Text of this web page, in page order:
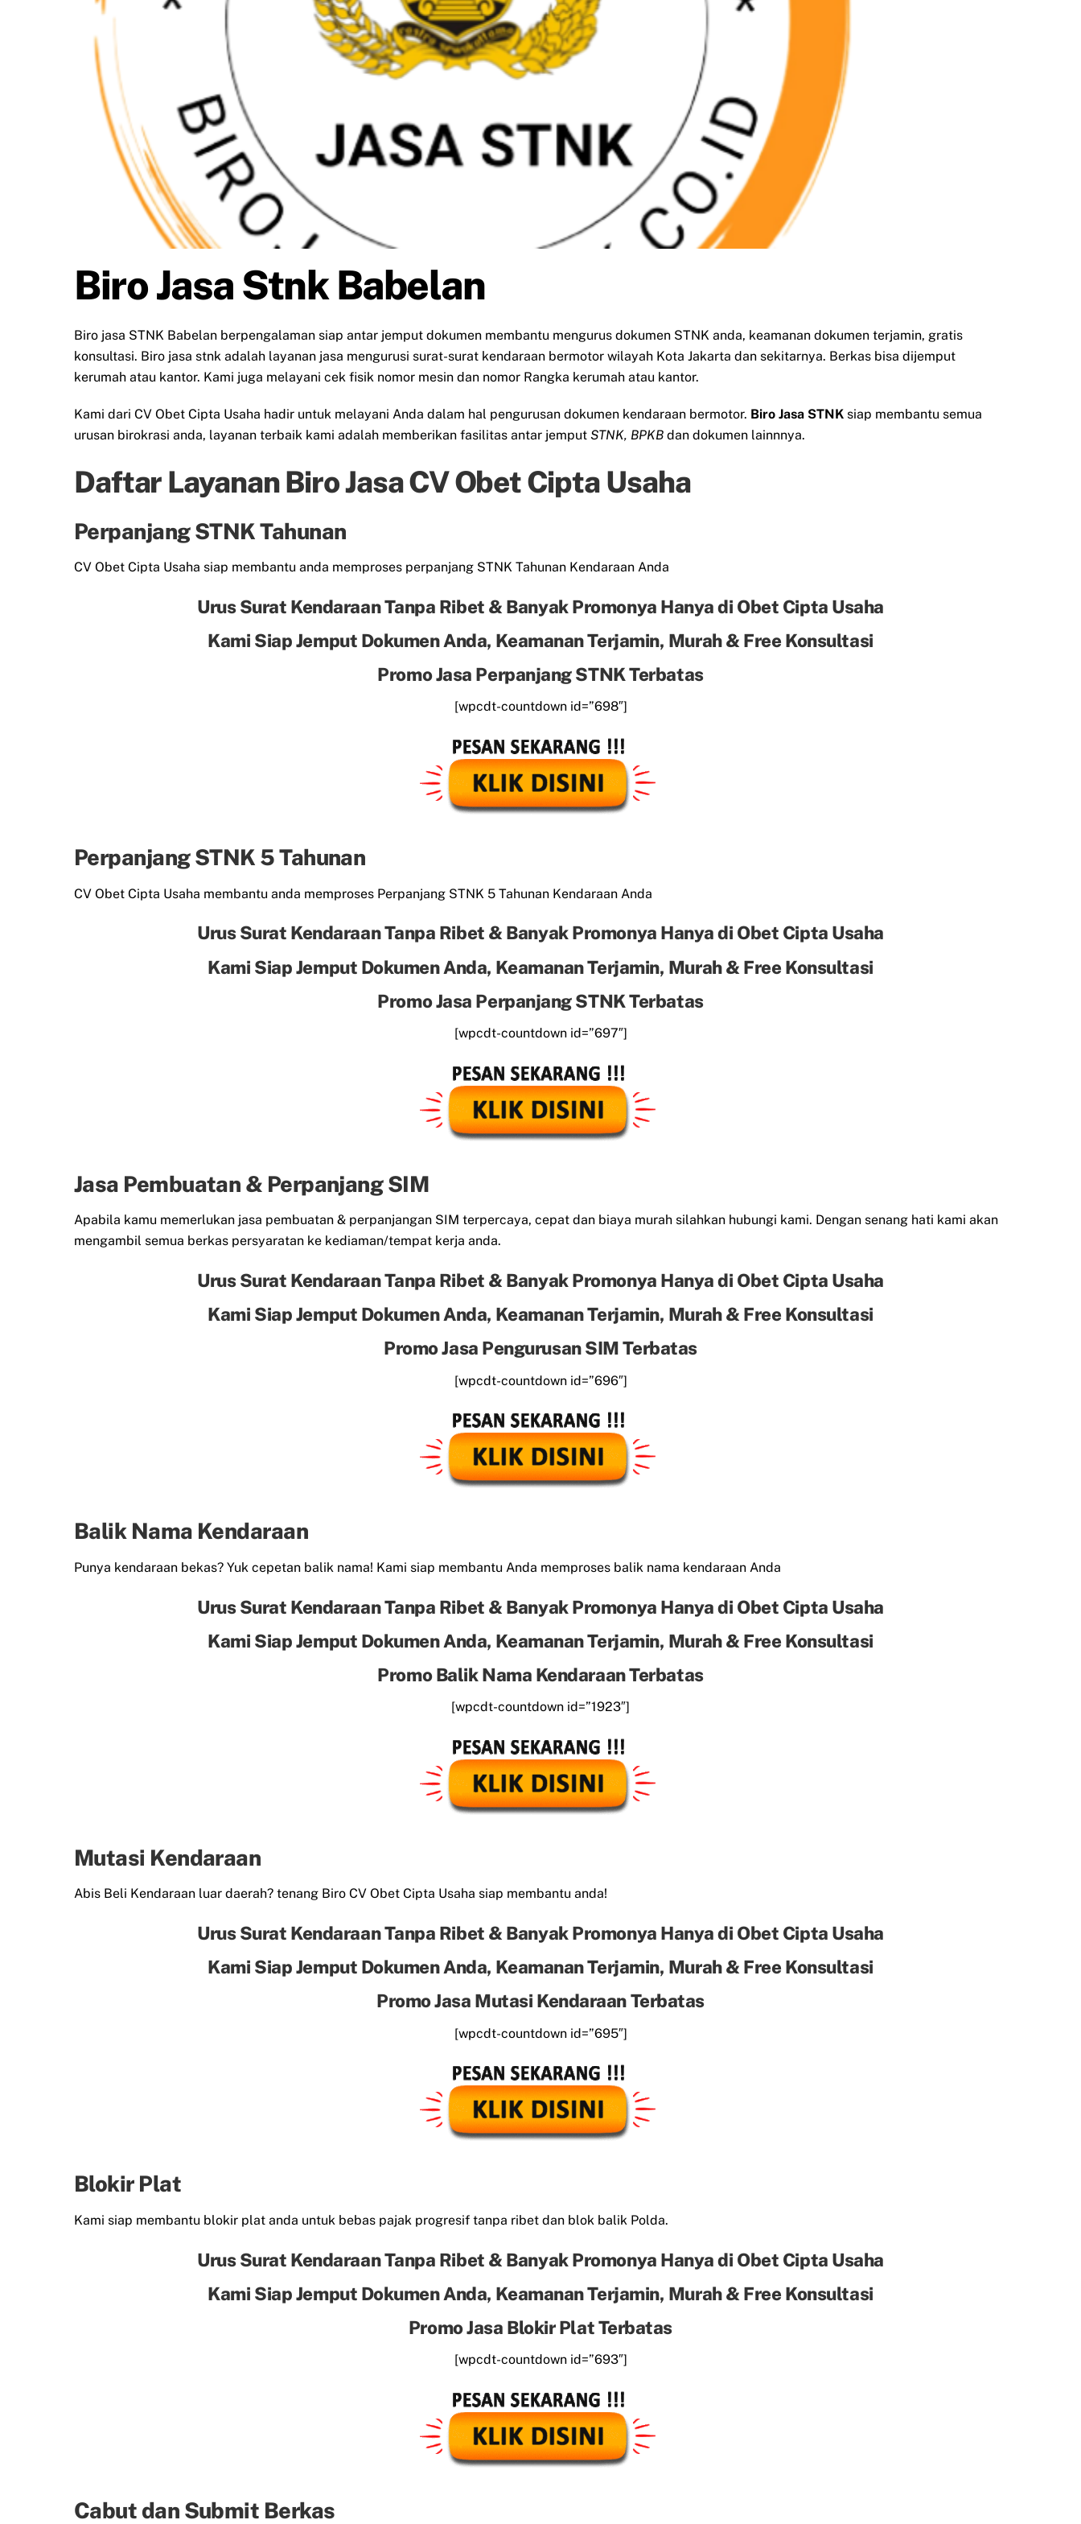
Biro Jasa Stnk Babelan
Biro jasa STNK Babelan berpengalaman siap antar jemput dokumen membantu mengurus dokumen STNK anda, keamanan dokumen terjamin, gratis
konsultasi. Biro jasa stnk adalah layanan jasa mengurusi surat-surat kendaraan bermotor wilayah Kota Jakarta dan sekitarnya. Berkas bisa dijemput
kerumah atau kantor. Kami juga melayani cek fisik nomor mesin dan nomor Rangka kerumah atau kantor.
Kami dari CV Obet Cipta Usaha hadir untuk melayani Anda dalam hal pengurusan dokumen kendaraan bermotor. Biro Jasa STNK siap membantu semua
urusan birokrasi anda, layanan terbaik kami adalah memberikan fasilitas antar jemput STNK, BPKB dan dokumen lainnnya.
Daftar Layanan Biro Jasa CV Obet Cipta Usaha
Perpanjang STNK Tahunan
CV Obet Cipta Usaha siap membantu anda memproses perpanjang STNK Tahunan Kendaraan Anda
Urus Surat Kendaraan Tanpa Ribet & Banyak Promonya Hanya di Obet Cipta Usaha
Kami Siap Jemput Dokumen Anda, Keamanan Terjamin, Murah & Free Konsultasi
Promo Jasa Perpanjang STNK Terbatas
[wpcdt-countdown id=”698″]
Perpanjang STNK 5 Tahunan
CV Obet Cipta Usaha membantu anda memproses Perpanjang STNK 5 Tahunan Kendaraan Anda
Urus Surat Kendaraan Tanpa Ribet & Banyak Promonya Hanya di Obet Cipta Usaha
Kami Siap Jemput Dokumen Anda, Keamanan Terjamin, Murah & Free Konsultasi
Promo Jasa Perpanjang STNK Terbatas
[wpcdt-countdown id=”697″]
Jasa Pembuatan & Perpanjang SIM
Apabila kamu memerlukan jasa pembuatan & perpanjangan SIM terpercaya, cepat dan biaya murah silahkan hubungi kami. Dengan senang hati kami akan
mengambil semua berkas persyaratan ke kediaman/tempat kerja anda.
Urus Surat Kendaraan Tanpa Ribet & Banyak Promonya Hanya di Obet Cipta Usaha
Kami Siap Jemput Dokumen Anda, Keamanan Terjamin, Murah & Free Konsultasi
Promo Jasa Pengurusan SIM Terbatas
[wpcdt-countdown id=”696″]
Balik Nama Kendaraan
Punya kendaraan bekas? Yuk cepetan balik nama! Kami siap membantu Anda memproses balik nama kendaraan Anda
Urus Surat Kendaraan Tanpa Ribet & Banyak Promonya Hanya di Obet Cipta Usaha
Kami Siap Jemput Dokumen Anda, Keamanan Terjamin, Murah & Free Konsultasi
Promo Balik Nama Kendaraan Terbatas
[wpcdt-countdown id=”1923″]
Mutasi Kendaraan
Abis Beli Kendaraan luar daerah? tenang Biro CV Obet Cipta Usaha siap membantu anda!
Urus Surat Kendaraan Tanpa Ribet & Banyak Promonya Hanya di Obet Cipta Usaha
Kami Siap Jemput Dokumen Anda, Keamanan Terjamin, Murah & Free Konsultasi
Promo Jasa Mutasi Kendaraan Terbatas
[wpcdt-countdown id=”695″]
Blokir Plat
Kami siap membantu blokir plat anda untuk bebas pajak progresif tanpa ribet dan blok balik Polda.
Urus Surat Kendaraan Tanpa Ribet & Banyak Promonya Hanya di Obet Cipta Usaha
Kami Siap Jemput Dokumen Anda, Keamanan Terjamin, Murah & Free Konsultasi
Promo Jasa Blokir Plat Terbatas
[wpcdt-countdown id=”693″]
Cabut dan Submit Berkas